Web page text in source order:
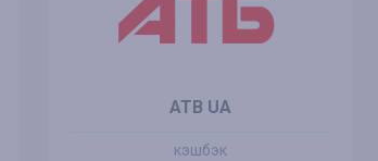
ATB UA
кэшбэк